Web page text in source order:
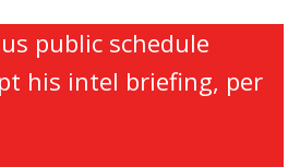
public schedule
his intel briefing, per